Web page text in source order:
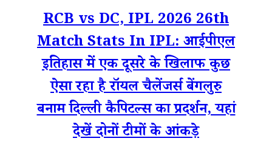
RCB vs DC, IPL 2026 26th
Match Stats In IPL: आईपीएल
इतिहास में एक दूसरे के खिलाफ कुछ
ऐसा रहा है रॉयल चैलेंजर्स बेंगलुरु
बनाम दिल्ली कैपिटल्स का प्रदर्शन, यहां
देखें दोनों टीमों के आंकड़े